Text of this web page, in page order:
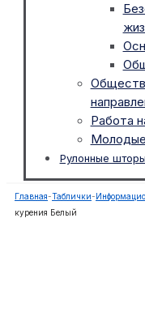
Работа
Рулонные шторы
Главная-Таблички-
курения Белый